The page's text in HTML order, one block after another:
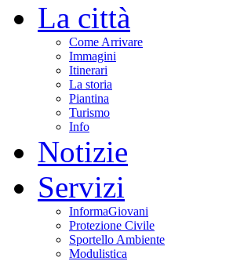
La città
Come Arrivare
Immagini
Itinerari
La storia
Piantina
Turismo
Info
Notizie
Servizi
InformaGiovani
Protezione Civile
Sportello Ambiente
Modulistica